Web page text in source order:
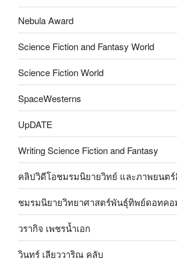
Nebula Award
Science Fiction and Fantasy World
Science Fiction World
SpaceWesterns
UpDATE
Writing Science Fiction and Fantasy
คลิปวิดีโอชมรมนิยายวิทย์ และภาพยนตร์
ชมรมนิยายวิทยาศาสตร์พันธุ์ทิพย์ดอทคอ
วรากิจ เพชรน้ำเอก
วินทร์ เลียววาริณ คลับ